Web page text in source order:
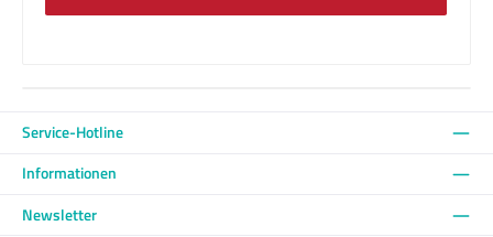
Service-Hotline
Informationen
Newsletter